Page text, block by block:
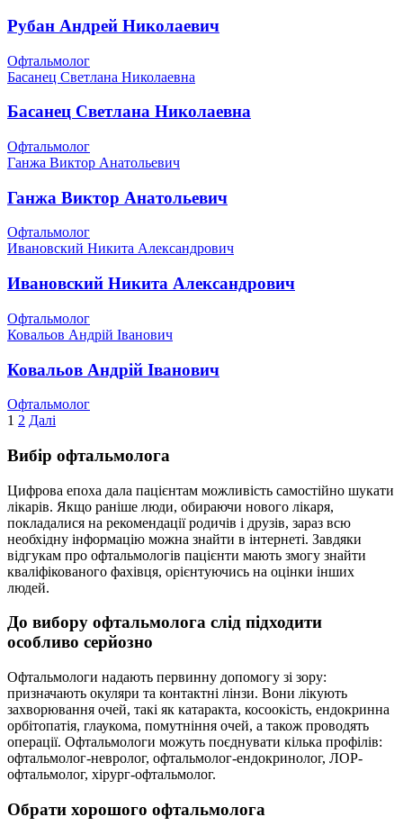
Рубан Андрей Николаевич
Офтальмолог
Басанец Светлана Николаевна
Басанец Светлана Николаевна
Офтальмолог
Ганжа Виктор Анатольевич
Ганжа Виктор Анатольевич
Офтальмолог
Ивановский Никита Александрович
Ивановский Никита Александрович
Офтальмолог
Ковальов Андрій Іванович
Ковальов Андрій Іванович
Офтальмолог
Пагінація
записів
1 2 Далі
Вибір офтальмолога
Цифрова епоха дала пацієнтам можливість самостійно шукати
лікарів. Якщо раніше люди, обираючи нового лікаря,
покладалися на рекомендації родичів і друзів, зараз всю
необхідну інформацію можна знайти в інтернеті. Завдяки
відгукам про офтальмологів пацієнти мають змогу знайти
кваліфікованого фахівця, орієнтуючись на оцінки інших
людей.
До вибору офтальмолога слід підходити
особливо серйозно
Офтальмологи надають первинну допомогу зі зору:
призначають окуляри та контактні лінзи. Вони лікують
захворювання очей, такі як катаракта, косоокість, ендокринна
орбітопатія, глаукома, помутніння очей, а також проводять
операції. Офтальмологи можуть поєднувати кілька профілів:
офтальмолог-невролог, офтальмолог-ендокринолог, ЛОР-
офтальмолог, хірург-офтальмолог.
Обрати хорошого офтальмолога